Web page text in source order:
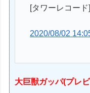
[タワーレコー
2020/08/02
大巨獣ガッパ(プレ